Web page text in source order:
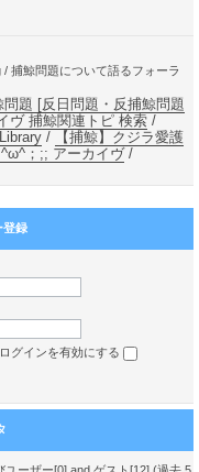
捕鯨問題について語るフォーラ
問題 [反日問題・反捕鯨問題
ヴ 捕鯨関連トピ 検索 /
/
【捕鯨】クジラ愛護
；;; アーカイヴ/
登録
グインを有効にする